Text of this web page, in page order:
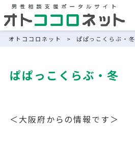
オトココロネット > ぱぱっこくらぶ・冬
ぱぱっこくらぶ・冬
＜大阪府からの情報です＞